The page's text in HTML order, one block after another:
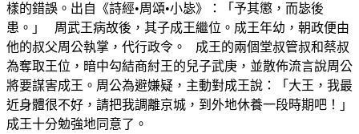
樣的錯誤。出自《詩經•周頌•小毖》：「予其懲，而毖後
患。」 周武王病故後，其子成王繼位。成王年幼，朝政便由
他的叔父周公執掌，代行政令。 成王的兩個堂叔管叔和蔡叔
為奪取王位，暗中勾結商紂王的兒子武庚，並散佈流言說周公
將要謀害成王。周公為避嫌疑，主動對成王說：「大王，我最
近身體很不好，請把我調離京城，到外地休養一段時期吧！」
成王十分勉強地同意了。